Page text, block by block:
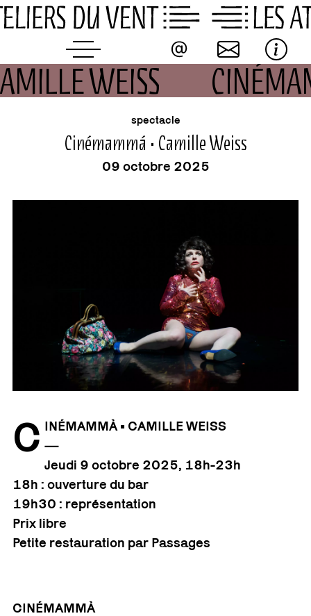
Skip
to
WEISS
buvette
événement
spectacle
Cinémammá • Camille Weiss
09 octobre 2025
C INÉMAMMÀ • CAMILLE WEISS
—
Jeudi 9 octobre 2025, 18h-23h
18h : ouverture du bar
19h30 : représentation
Prix libre
Petite restauration par Passages
CINÉMAMMÀ